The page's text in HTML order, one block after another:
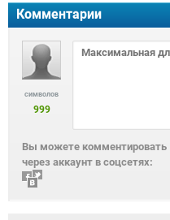
Комментарии
символов
999
Вы можете комментировать
через аккаунт в соцсетях: